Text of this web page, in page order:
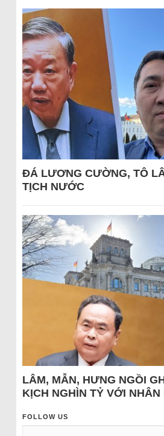
ĐÁ LƯƠNG CƯỜNG, TÔ
TỊCH NƯỚC
LÂM, MẪN, HƯNG NGỒI
KỊCH NGHÌN TỶ VỚI NHÂN
FOLLOW US